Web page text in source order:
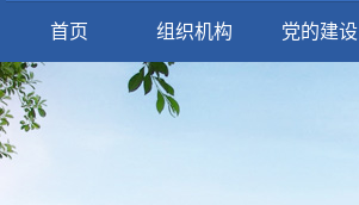
首页 组织机构 党的建设